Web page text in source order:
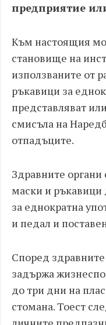
предприятие
Към настоящия
становище на
използваните от
ръкавици за
представляват
смисъла на
отпадъците.
Здравните органи
маски и ръкавици
за еднократна
и педал и
Според
задържа
до три дни на
стомана. Тоест